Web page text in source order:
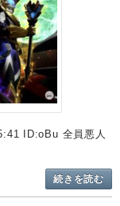
ID:oBu 全員悪人
続きを読む